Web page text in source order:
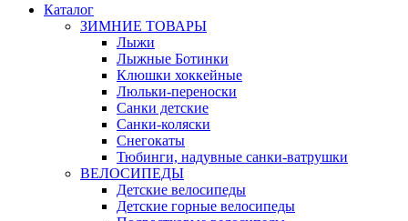
Каталог
ЗИМНИЕ ТОВАРЫ
Лыжи
Лыжные Ботинки
Клюшки хоккейные
Люльки-переноски
Санки детские
Санки-коляски
Снегокаты
Тюбинги, надувные санки-ватрушки
ВЕЛОСИПЕДЫ
Детские велосипеды
Детские горные велосипеды